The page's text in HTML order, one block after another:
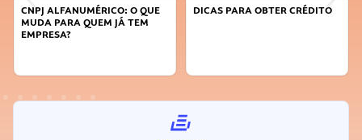
DICAS PARA OBTER CRÉDITO
FAÇA A DIFERENÇA: SEJA